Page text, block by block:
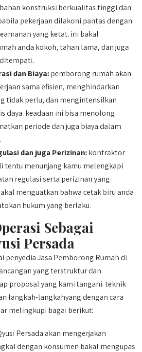
konstruksi berkualitas tinggi dan
pekerjaan dilakoni pantas dengan
yang ketat. ini bakal
anda kokoh, tahan lama, dan juga
dan Biaya:pemborong rumah akan
sama efisien, menghindarkan
tidak perlu, dan mengintensifkan
daya. keadaan ini bisa menolong
periode dan juga biaya dalam
dan juga Perizinan:kontraktor
tentu menunjang kamu melengkapi
regulasi serta perizinan yang
menguatkan bahwa cetak biru anda
hukum yang berlaku.
Sebagai
Persada
penyedia Jasa Pemborong Rumah di
yang terstruktur dan
proposal yang kami tangani. teknik
langkah-langkahyang dengan cara
melingkupi bagai berikut:
Persada akan mengerjakan
dengan konsumen bakal mengupas